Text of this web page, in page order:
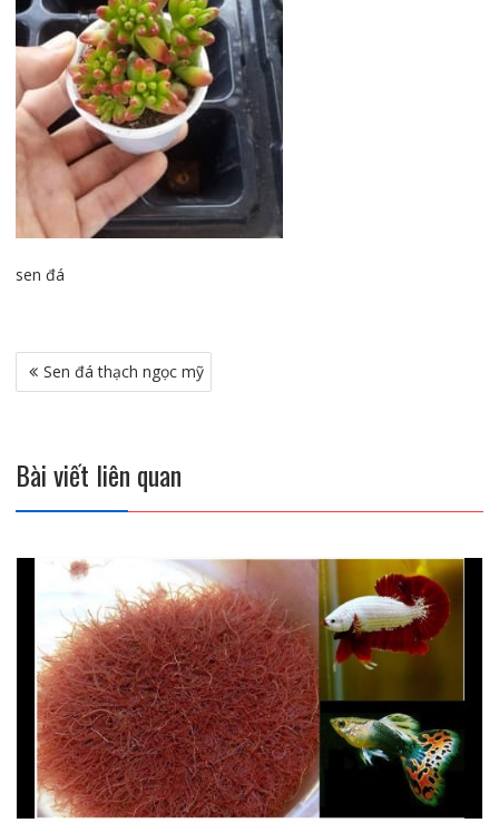
sen đá
Điều
hướng
Sen đá thạch ngọc mỹ
Bài viết liên quan